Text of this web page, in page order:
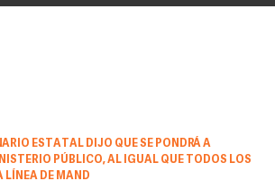
ESTATAL DIJO QUE SE PONDRÁ A
PÚBLICO, AL IGUAL QUE TODOS LOS
LÍNEA DE MAND